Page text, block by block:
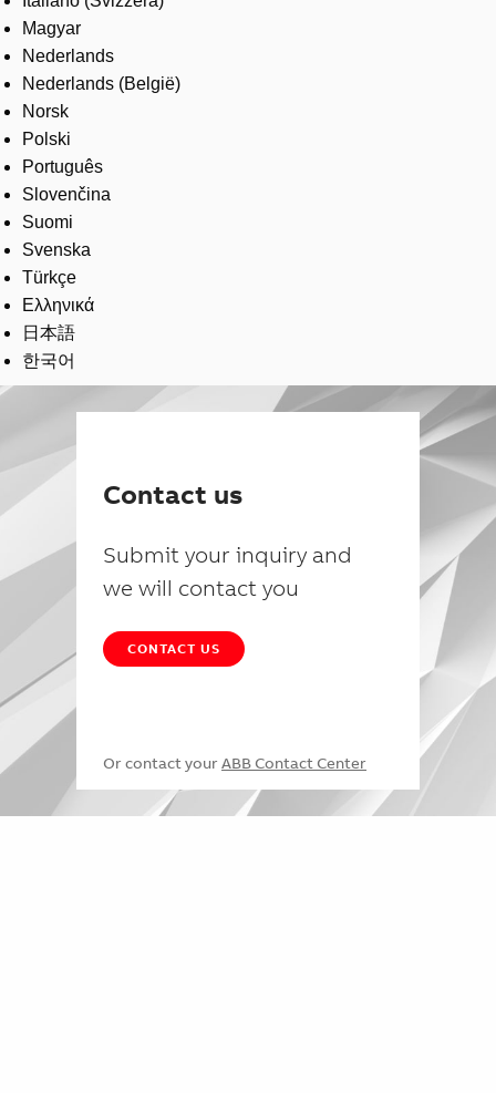
Magyar
Nederlands
Nederlands (België)
Norsk
Polski
Português
Slovenčina
Suomi
Svenska
Türkçe
Ελληνικά
日本語
한국어
Contact us
Submit your inquiry and
we will contact you
CONTACT US
Or contact your ABB Contact Center